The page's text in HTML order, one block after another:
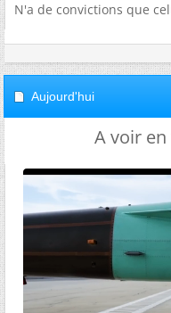
N'a de convictions que
Aujourd'hui
A voir